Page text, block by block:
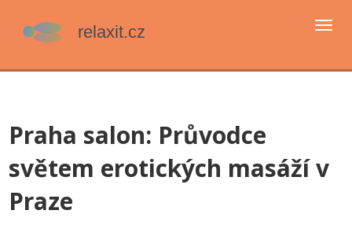
Praha salon: Průvodce
světem erotických masáží v
Praze